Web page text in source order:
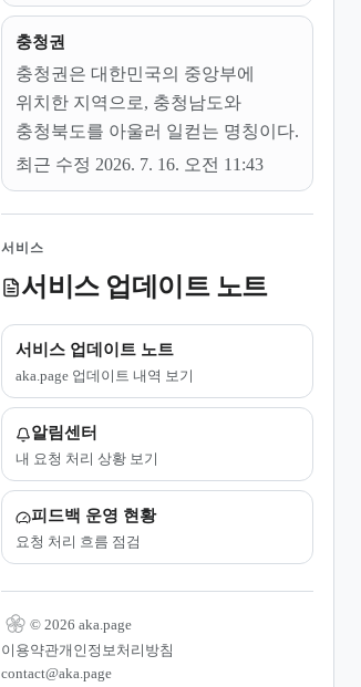
충청권
충청권은 대한민국의 중앙부에
위치한 지역으로, 충청남도와
충청북도를 아울러 일컫는 명칭이다.
최근 수정 2026. 7. 16. 오전 11:43
서비스
서비스 업데이트 노트
서비스 업데이트 노트
aka.page 업데이트 내역 보기
알림센터
내 요청 처리 상황 보기
피드백 운영 현황
요청 처리 흐름 점검
© 2026 aka.page
이용약관개인정보처리방침
contact@aka.page